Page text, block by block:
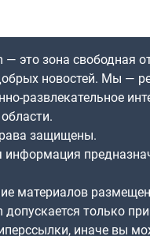
— это зона свободная
новостей. Мы —
развлекательное
защищены.
информация
материалов
допускается только
иначе вы